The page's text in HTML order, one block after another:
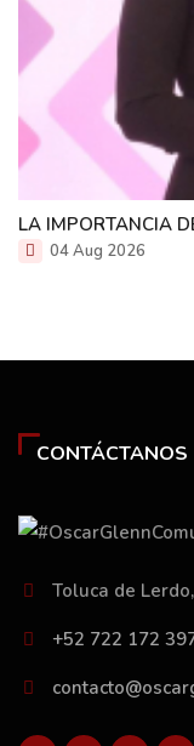
LA IMPORTANCIA
04 Aug 2026
CONTÁCTANOS
Toluca de
+52 722 172